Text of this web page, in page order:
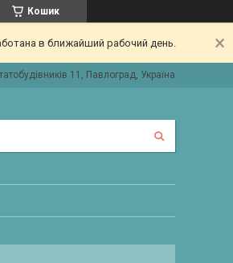
Кошик
в ближайший рабочий день.
11, Павлоград, Україна